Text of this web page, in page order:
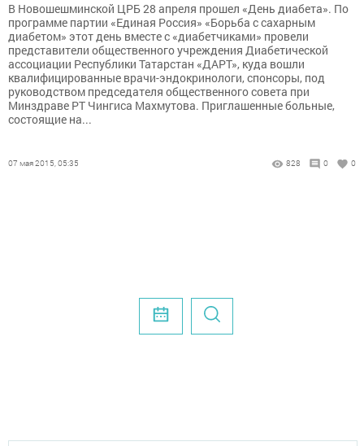
В Новошешминской ЦРБ 28 апреля прошел «День диабета». По
программе партии «Единая Россия» «Борьба с сахарным
диабетом» этот день вместе с «диабетчиками» провели
представители общественного учреждения Диабетической
ассоциации Республики Татарстан «ДАРТ», куда вошли
квалифицированные врачи-эндокринологи, спонсоры, под
руководством председателя общественного совета при
Минздраве РТ Чингиса Махмутова. Приглашенные больные,
состоящие на...
07 мая 2015, 05:35 828 0 0